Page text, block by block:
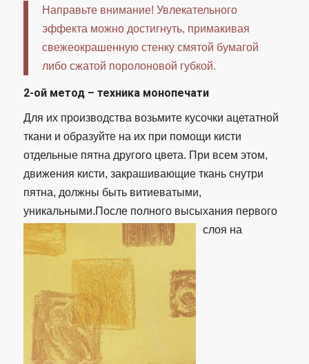
Направьте внимание! Увлекательного
эффекта можно достигнуть, примакивая
свежеокрашенную стенку смятой бумагой
либо сжатой поролоновой губкой.
2-ой метод – техника монопечати
Для их производства возьмите кусочки ацетатной
ткани и образуйте на их при помощи кисти
отдельные пятна другого цвета. При всем этом,
движения кисти, закрашивающие ткань снутри
пятна, должны быть витиеватыми,
уникальными.После полного высыхания первого
слоя на